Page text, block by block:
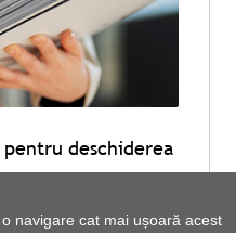
navigare cat mai ușoară acest
pentru deschiderea